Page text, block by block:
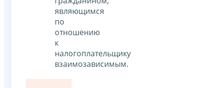
являющимся
по
отношению
к
налогоплательщику
взаимозависимым.